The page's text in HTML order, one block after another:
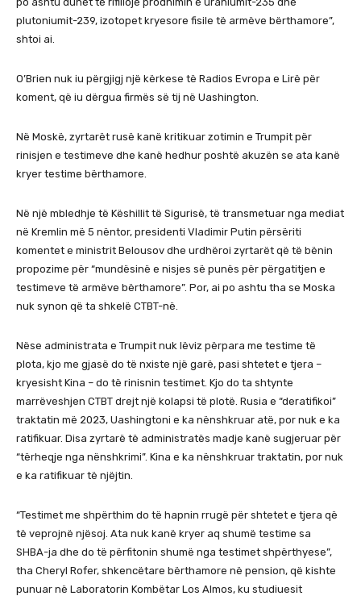
plutoniumit-239, izotopet kryesore fisile të armëve bërthamore”,
shtoi ai.
O’Brien nuk iu përgjigj një kërkese të Radios Evropa e Lirë për
koment, që iu dërgua firmës së tij në Uashington.
Në Moskë, zyrtarët rusë kanë kritikuar zotimin e Trumpit për
rinisjen e testimeve dhe kanë hedhur poshtë akuzën se ata kanë
kryer testime bërthamore.
Në një mbledhje të Këshillit të Sigurisë, të transmetuar nga mediat
në Kremlin më 5 nëntor, presidenti Vladimir Putin përsëriti
komentet e ministrit Belousov dhe urdhëroi zyrtarët që të bënin
propozime për “mundësinë e nisjes së punës për përgatitjen e
testimeve të armëve bërthamore”. Por, ai po ashtu tha se Moska
nuk synon që ta shkelë CTBT-në.
Nëse administrata e Trumpit nuk lëviz përpara me testime të
plota, kjo me gjasë do të nxiste një garë, pasi shtetet e tjera –
kryesisht Kina – do të rinisnin testimet. Kjo do ta shtynte
marrëveshjen CTBT drejt një kolapsi të plotë. Rusia e “deratifikoi”
traktatin më 2023, Uashingtoni e ka nënshkruar atë, por nuk e ka
ratifikuar. Disa zyrtarë të administratës madje kanë sugjeruar për
“tërheqje nga nënshkrimi”. Kina e ka nënshkruar traktatin, por nuk
e ka ratifikuar të njëjtin.
“Testimet me shpërthim do të hapnin rrugë për shtetet e tjera që
të veprojnë njësoj. Ata nuk kanë kryer aq shumë testime sa
SHBA-ja dhe do të përfitonin shumë nga testimet shpërthyese”,
tha Cheryl Rofer, shkencëtare bërthamore në pension, që kishte
punuar në Laboratorin Kombëtar Los Almos, ku studiuesit